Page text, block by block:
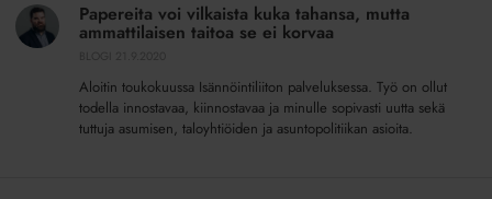
vilkaista
kuka
ammattilaisen
Papereita voi vilkaista kuka tahansa, mutta
ammattilaisen taitoa se ei korvaa
Aloitin toukokuussa Isännöintiliiton palveluksessa. Työ on ollut
todella innostavaa, kiinnostavaa ja minulle sopivasti uutta sekä
tuttuja asumisen, taloyhtiöiden ja asuntopolitiikan asioita.